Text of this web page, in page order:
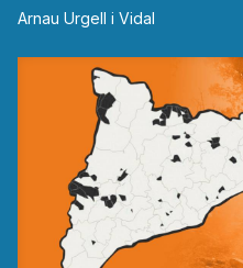
Arnau Urgell i Vidal